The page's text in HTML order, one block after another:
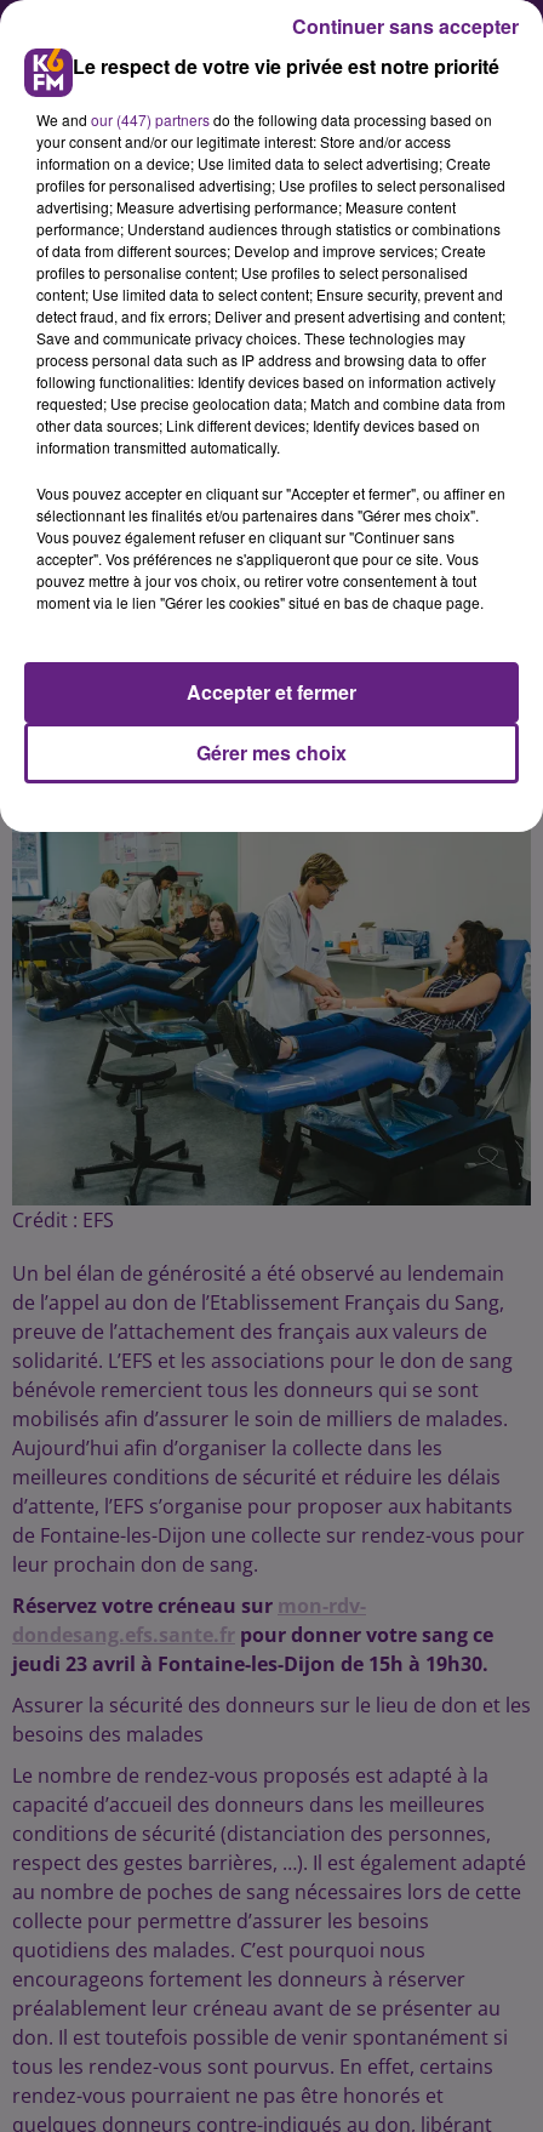
Une collecte de sang sur rendez-
vous ce jeudi à Fontaine lès-
Dijon
L’Etablissement Français du Sang
organise une nouvelle collecte de
sang sur rendez-vous ce jeudi
Pierre Jacques, à Fontaine Les
Dijon. Ci-dessous les précisions de
l’EFS.
Crédit : EFS
Un bel élan de générosité a été observé au lendemain
de l’appel au don de l’Etablissement Français du Sang,
preuve de l’attachement des français aux valeurs de
solidarité. L’EFS et les associations pour le don de sang
bénévole remercient tous les donneurs qui se sont
mobilisés afin d’assurer le soin de milliers de malades.
Aujourd’hui afin d’organiser la collecte dans les
meilleures conditions de sécurité et réduire les délais
d’attente, l’EFS s’organise pour proposer aux habitants
de Fontaine-les-Dijon une collecte sur rendez-vous pour
leur prochain don de sang.
Réservez votre créneau sur mon-rdv-
dondesang.efs.sante.fr pour donner votre sang ce
jeudi 23 avril à Fontaine-les-Dijon de 15h à 19h30.
Assurer la sécurité des donneurs sur le lieu de don et les
besoins des malades
Le nombre de rendez-vous proposés est adapté à la
capacité d’accueil des donneurs dans les meilleures
conditions de sécurité (distanciation des personnes,
respect des gestes barrières, …). Il est également adapté
au nombre de poches de sang nécessaires lors de cette
collecte pour permettre d’assurer les besoins
quotidiens des malades. C’est pourquoi nous
encourageons fortement les donneurs à réserver
préalablement leur créneau avant de se présenter au
don. Il est toutefois possible de venir spontanément si
tous les rendez-vous sont pourvus. En effet, certains
rendez-vous pourraient ne pas être honorés et
quelques donneurs contre-indiqués au don, libérant
Le respect de votre vie privée est notre priorité
We and our (447) partnersdo the following data processing based on
your consent and/or our legitimate interest: Store and/or access
information on a device; Use limited data to select advertising; Create
profiles for personalised advertising; Use profiles to select personalised
advertising; Measure advertising performance; Measure content
performance; Understand audiences through statistics or combinations
of data from different sources; Develop and improve services; Create
profiles to personalise content; Use profiles to select personalised
content; Use limited data to select content; Ensure security, prevent and
detect fraud, and fix errors; Deliver and present advertising and content;
Save and communicate privacy choices. These technologies may
process personal data such as IP address and browsing data to offer
following functionalities: Identify devices based on information actively
requested; Use precise geolocation data; Match and combine data from
other data sources; Link different devices; Identify devices based on
information transmitted automatically.
Vous pouvez accepter en cliquant sur "Accepter et fermer", ou affiner en
sélectionnant les finalités et/ou partenaires dans "Gérer mes choix".
Vous pouvez également refuser en cliquant sur "Continuer sans
accepter". Vos préférences ne s'appliqueront que pour ce site. Vous
pouvez mettre à jour vos choix, ou retirer votre consentement à tout
moment via le lien "Gérer les cookies" situé en bas de chaque page.
Gérer mes choix
Accepter et fermer
Continuer sans accepter